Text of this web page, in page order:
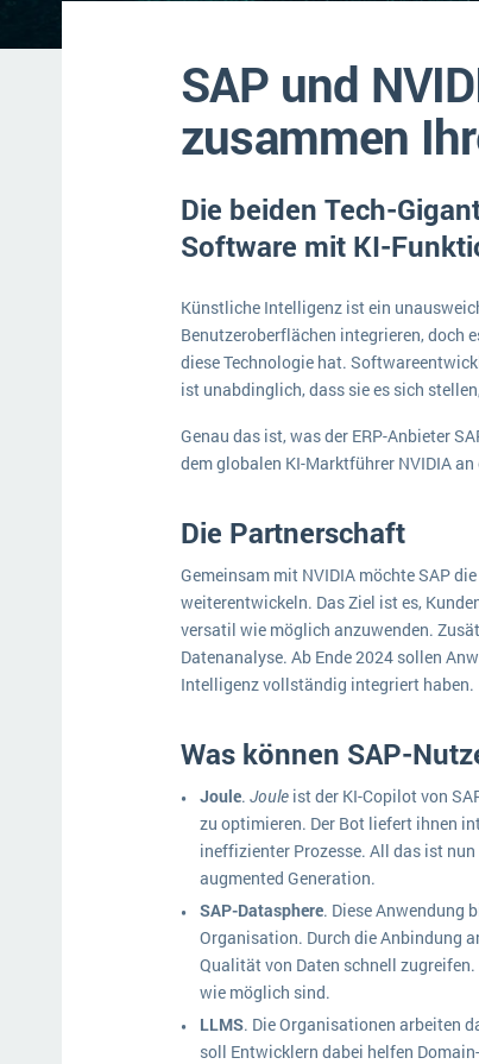
SAP und
zusammen
​​​​​​​Die beiden Tech-
Software mit KI-
Künstliche Intelligenz ist ein
Benutzeroberflächen integrieren, doch
diese Technologie hat.
ist unabdinglich, dass sie es sich
Genau das ist, was der ERP-Anbieter
dem globalen KI-Marktführer NVIDIA
Die Partnerschaft
Gemeinsam mit NVIDIA möchte SAP
weiterentwickeln. Das Ziel ist es,
versatil wie möglich anzuwenden.
Datenanalyse. Ab Ende 2024 sollen
Intelligenz vollständig integriert haben.
Was können SAP-
Joule. Joule ist der KI-Copilot von
zu optimieren. Der Bot liefert ihnen
ineffizienter Prozesse. All das ist
augmented Generation.
SAP-Datasphere. Diese Anwendung
Organisation. Durch die Anbindung
Qualität von Daten schnell
wie möglich sind.
LLMS. Die Organisationen arbeiten
soll Entwicklern dabei helfen